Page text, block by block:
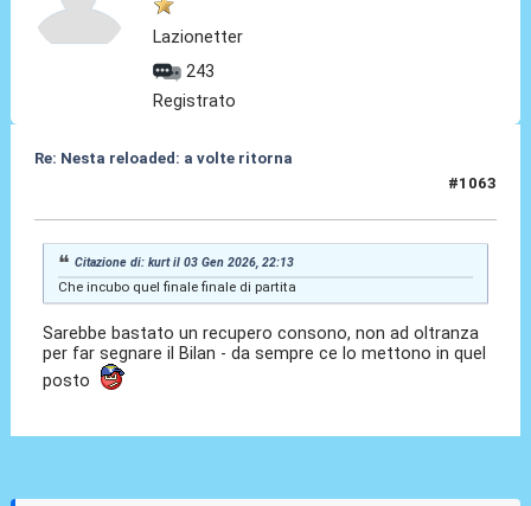
Lazionetter
243
Registrato
Re: Nesta reloaded: a volte ritorna
#1063
Citazione di: kurt il 03 Gen 2026, 22:13
Che incubo quel finale finale di partita
Sarebbe bastato un recupero consono, non ad oltranza
per far segnare il Bilan - da sempre ce lo mettono in quel
posto